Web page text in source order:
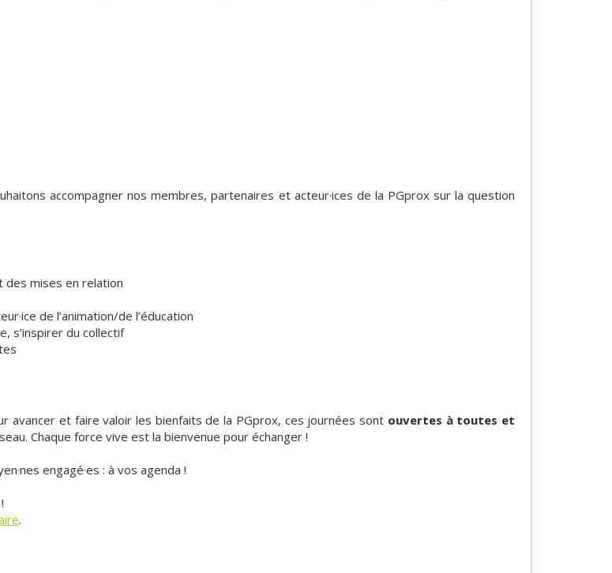
accompagner nos membres, partenaires et acteur·ices de la PGprox sur la question
des mises en relation
de l’animation/de l’éducation
s’inspirer du collectif
avancer et faire valoir les bienfaits de la PGprox, ces journées sont ouvertes à toutes et
Chaque force vive est la bienvenue pour échanger !
engagé·es : à vos agenda !
.